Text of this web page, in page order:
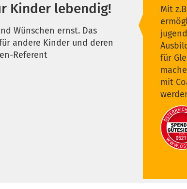
Kinder lebendig!
Wünschen ernst. Das
andere Kinder und deren
Referent
Mit
für
mit